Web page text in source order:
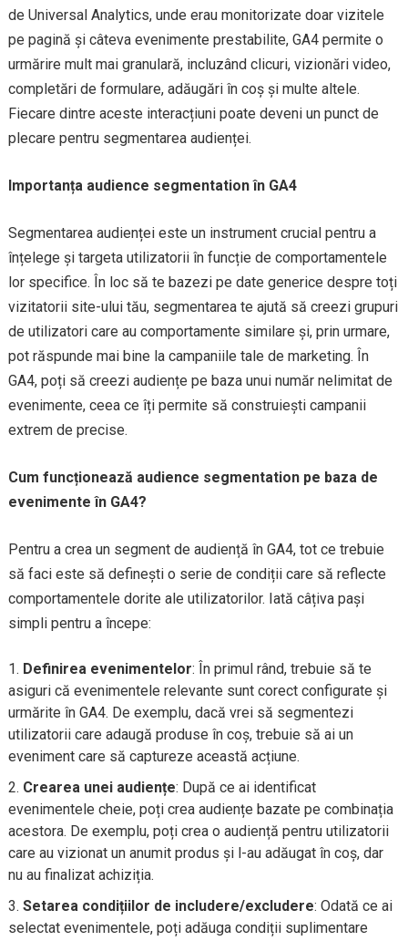
de Universal Analytics, unde erau monitorizate doar vizitele
pe pagină și câteva evenimente prestabilite, GA4 permite o
urmărire mult mai granulară, incluzând clicuri, vizionări video,
completări de formulare, adăugări în coș și multe altele.
Fiecare dintre aceste interacțiuni poate deveni un punct de
plecare pentru segmentarea audienței.
Importanța audience segmentation în GA4
Segmentarea audienței este un instrument crucial pentru a
înțelege și targeta utilizatorii în funcție de comportamentele
lor specifice. În loc să te bazezi pe date generice despre toți
vizitatorii site-ului tău, segmentarea te ajută să creezi grupuri
de utilizatori care au comportamente similare și, prin urmare,
pot răspunde mai bine la campaniile tale de marketing. În
GA4, poți să creezi audiențe pe baza unui număr nelimitat de
evenimente, ceea ce îți permite să construiești campanii
extrem de precise.
Cum funcționează audience segmentation pe baza de
evenimente în GA4?
Pentru a crea un segment de audiență în GA4, tot ce trebuie
să faci este să definești o serie de condiții care să reflecte
comportamentele dorite ale utilizatorilor. Iată câțiva pași
simpli pentru a începe:
Definirea evenimentelor: În primul rând, trebuie să te
asiguri că evenimentele relevante sunt corect configurate și
urmărite în GA4. De exemplu, dacă vrei să segmentezi
utilizatorii care adaugă produse în coș, trebuie să ai un
eveniment care să captureze această acțiune.
Crearea unei audiențe: După ce ai identificat
evenimentele cheie, poți crea audiențe bazate pe combinația
acestora. De exemplu, poți crea o audiență pentru utilizatorii
care au vizionat un anumit produs și l-au adăugat în coș, dar
nu au finalizat achiziția.
Setarea condițiilor de includere/excludere: Odată ce ai
selectat evenimentele, poți adăuga condiții suplimentare